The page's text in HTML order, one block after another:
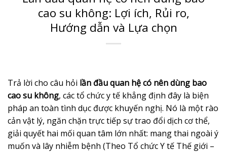
cao su không: Lợi ích, Rủi ro,
Hướng dẫn và Lựa chọn
Trả lời cho câu hỏi lần đầu quan hệ có nên dùng bao
cao su không, các tổ chức y tế khẳng định đây là biện
pháp an toàn tình dục được khuyến nghị. Nó là một rào
cản vật lý, ngăn chặn trực tiếp sự trao đổi dịch cơ thể,
giải quyết hai mối quan tâm lớn nhất: mang thai ngoài ý
muốn và lây nhiễm bệnh (Theo Tổ chức Y tế Thế giới –